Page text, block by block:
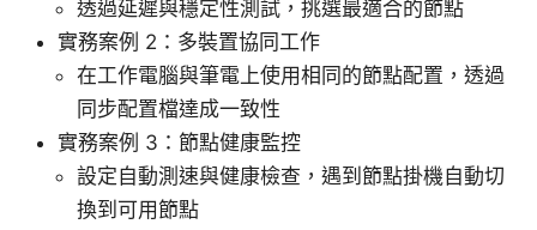
透過延遲與穩定性測試，挑選最適合的節點
實務案例 2：多裝置協同工作
在工作電腦與筆電上使用相同的節點配置，透過
同步配置檔達成一致性
實務案例 3：節點健康監控
設定自動測速與健康檢查，遇到節點掛機自動切
換到可用節點